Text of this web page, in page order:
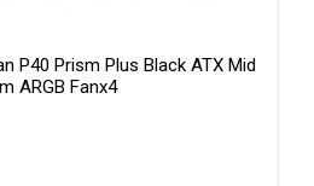
P40 Prism Plus Black ATX Mid
ARGB Fanx4